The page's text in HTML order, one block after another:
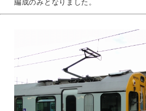
編成のみとなりました。